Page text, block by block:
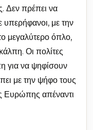
Δεν πρέπει να
υπερήφανοι, με την
μεγαλύτερο όπλο,
Οι πολίτες
για να ψηφίσουν
με την ψήφο τους
Ευρώπης απέναντι